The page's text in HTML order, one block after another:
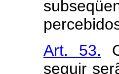
Art. 53.
seguir